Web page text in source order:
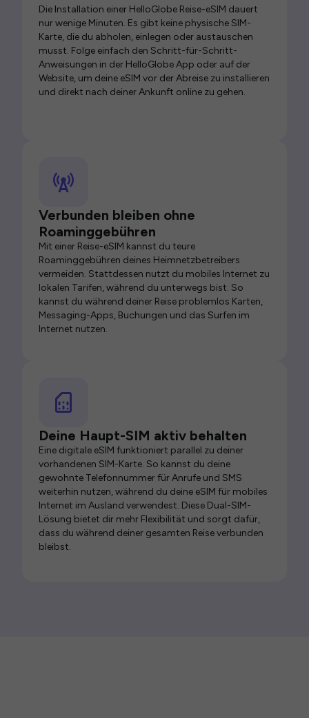
Die Installation einer HelloGlobe Reise-eSIM dauert
nur wenige Minuten. Es gibt keine physische SIM-
Karte, die du abholen, einlegen oder austauschen
musst. Folge einfach den Schritt-für-Schritt-
Anweisungen in der HelloGlobe App oder auf der
Website, um deine eSIM vor der Abreise zu installieren
und direkt nach deiner Ankunft online zu gehen.
Verbunden bleiben ohne
Roaminggebühren
Mit einer Reise-eSIM kannst du teure
Roaminggebühren deines Heimnetzbetreibers
vermeiden. Stattdessen nutzt du mobiles Internet zu
lokalen Tarifen, während du unterwegs bist. So
kannst du während deiner Reise problemlos Karten,
Messaging-Apps, Buchungen und das Surfen im
Internet nutzen.
Deine Haupt-SIM aktiv behalten
Eine digitale eSIM funktioniert parallel zu deiner
vorhandenen SIM-Karte. So kannst du deine
gewohnte Telefonnummer für Anrufe und SMS
weiterhin nutzen, während du deine eSIM für mobiles
Internet im Ausland verwendest. Diese Dual-SIM-
Lösung bietet dir mehr Flexibilität und sorgt dafür,
dass du während deiner gesamten Reise verbunden
bleibst.